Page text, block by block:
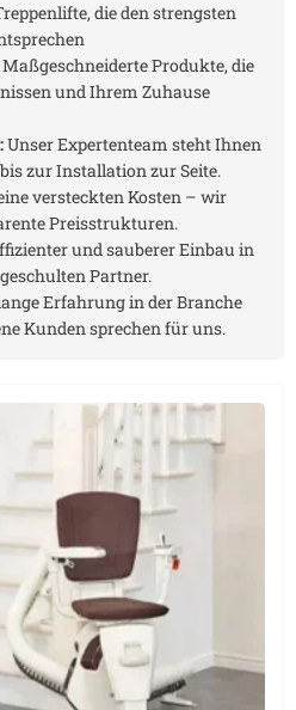
die den strengsten
Maßgeschneiderte Produkte, die
und Ihrem Zuhause
Unser Expertenteam steht Ihnen
zur Installation zur Seite.
versteckten Kosten – wir
Preisstrukturen.
und sauberer Einbau in
Partner.
Erfahrung in der Branche
Kunden sprechen für uns.